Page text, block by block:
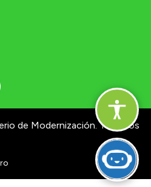
de Modernización. Términos